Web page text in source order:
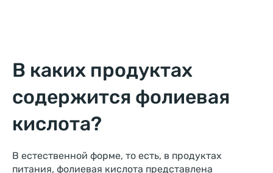
В каких продуктах
содержится фолиевая
кислота?
В естественной форме, то есть, в продуктах
питания, фолиевая кислота представлена